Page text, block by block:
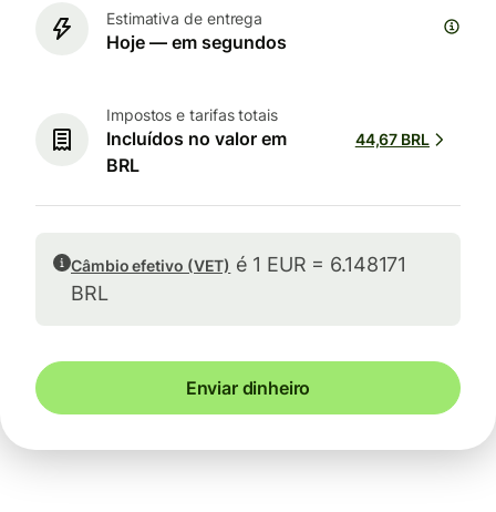
Estimativa de entrega
Hoje — em segundos
Impostos e tarifas totais
Incluídos no valor em
BRL
44,67 BRL
Câmbio efetivo (VET) é 1 EUR = 6.148171
BRL
Enviar dinheiro